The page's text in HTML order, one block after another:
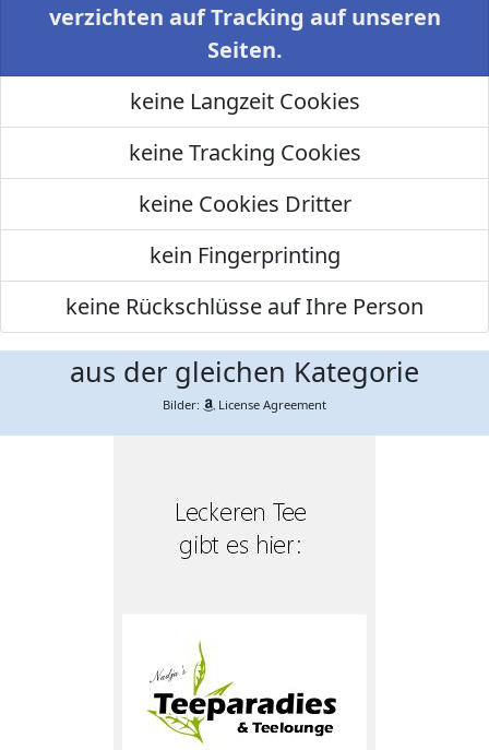
verzichten auf Tracking auf unseren
Seiten.
keine Langzeit Cookies
keine Tracking Cookies
keine Cookies Dritter
kein Fingerprinting
keine Rückschlüsse auf Ihre Person
aus der gleichen Kategorie
Bilder: License Agreement